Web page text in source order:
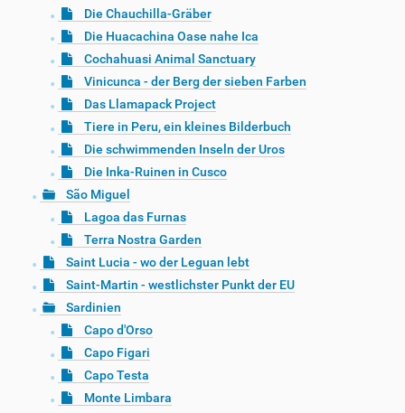
Die Chauchilla-Gräber
Die Huacachina Oase nahe Ica
Cochahuasi Animal Sanctuary
Vinicunca - der Berg der sieben Farben
Das Llamapack Project
Tiere in Peru, ein kleines Bilderbuch
Die schwimmenden Inseln der Uros
Die Inka-Ruinen in Cusco
São Miguel
Lagoa das Furnas
Terra Nostra Garden
Saint Lucia - wo der Leguan lebt
Saint-Martin - westlichster Punkt der EU
Sardinien
Capo d'Orso
Capo Figari
Capo Testa
Monte Limbara